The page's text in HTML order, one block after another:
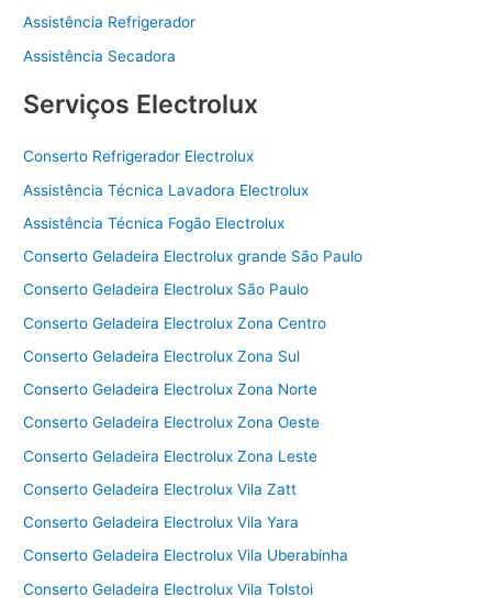
Assistência Refrigerador
Assistência Secadora
Serviços Electrolux
Conserto Refrigerador Electrolux
Assistência Técnica Lavadora Electrolux
Assistência Técnica Fogão Electrolux
Conserto Geladeira Electrolux grande São Paulo
Conserto Geladeira Electrolux São Paulo
Conserto Geladeira Electrolux Zona Centro
Conserto Geladeira Electrolux Zona Sul
Conserto Geladeira Electrolux Zona Norte
Conserto Geladeira Electrolux Zona Oeste
Conserto Geladeira Electrolux Zona Leste
Conserto Geladeira Electrolux Vila Zatt
Conserto Geladeira Electrolux Vila Yara
Conserto Geladeira Electrolux Vila Uberabinha
Conserto Geladeira Electrolux Vila Tolstoi